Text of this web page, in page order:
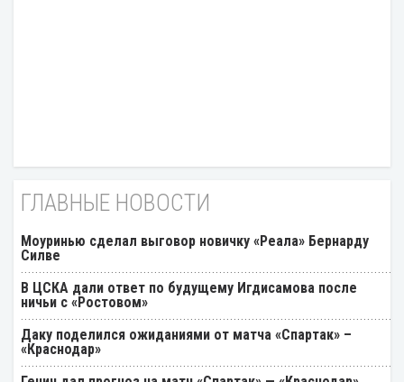
ГЛАВНЫЕ НОВОСТИ
Моуринью сделал выговор новичку «Реала» Бернарду
Силве
В ЦСКА дали ответ по будущему Игдисамова после
ничьи с «Ростовом»
Даку поделился ожиданиями от матча «Спартак» –
«Краснодар»